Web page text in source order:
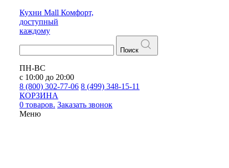
Кухни Mall Комфорт,
доступный
каждому
Поиск
ПН-ВС
с 10:00 до 20:00
8 (800) 302-77-06 8 (499) 348-15-11
КОРЗИНА
0 товаров. Заказать звонок
Меню